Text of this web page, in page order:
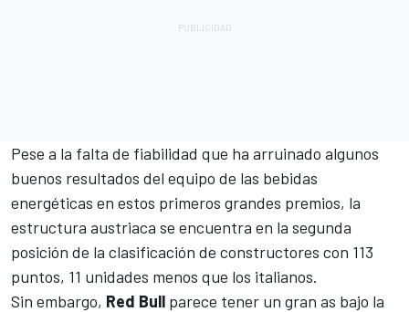
Pese a la falta de fiabilidad que ha arruinado algunos
buenos resultados del equipo de las bebidas
energéticas en estos primeros grandes premios, la
estructura austriaca se encuentra en la segunda
posición de la clasificación de constructores con 113
puntos, 11 unidades menos que los italianos.
Sin embargo, Red Bull parece tener un gran as bajo la